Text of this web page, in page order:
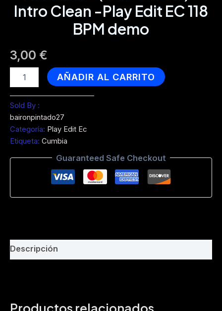
Intro Clean -Play Edit EC 118
BPM demo
3,00 €
Jujeñita
Los
Vidales
Del
Amor-
(Viral
Tok)-
Play
BPM
demo
cantidad
AÑADIR AL CARRITO
Sold By :
baironpintado27
Categoría: Play Edit Ec
Etiqueta: Cumbia
Guaranteed Safe Checkout
Descripción